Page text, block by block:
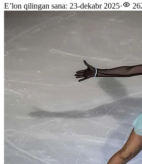
E’lon qilingan sana: 23-dekabr 2025·